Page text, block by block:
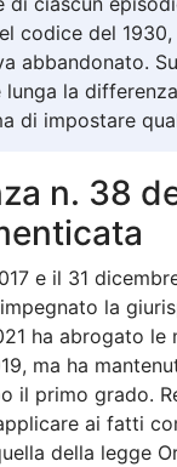
codice del
abbandonato.
la
di impostare
n. 38
e il 31
la
ha abrogato le
ma ha
il primo grado.
ai fatti
della legge